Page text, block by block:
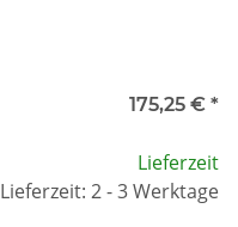
175,25 € *
Lieferzeit
Lieferzeit: 2 - 3 Werktage